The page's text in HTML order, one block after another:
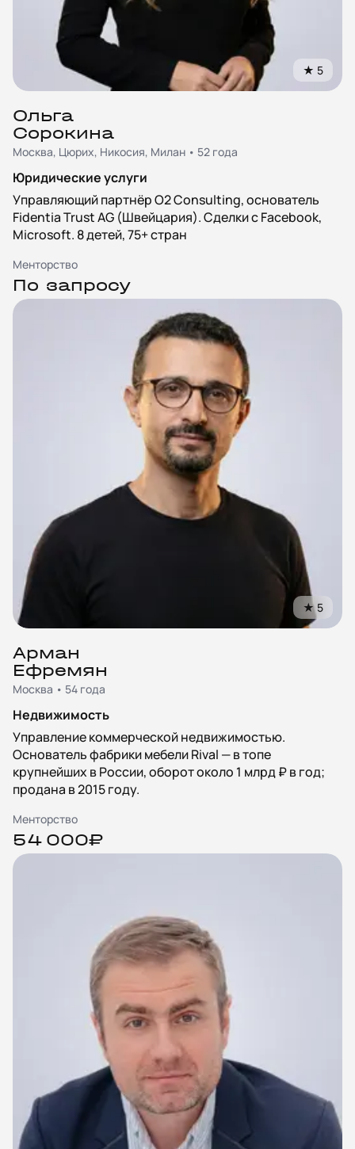
★ 5
Ольга
Сорокина
Москва, Цюрих, Никосия, Милан • 52 года
Юридические услуги
Управляющий партнёр O2 Consulting, основатель
Fidentia Trust AG (Швейцария). Сделки с Facebook,
Microsoft. 8 детей, 75+ стран
Менторство
По запросу
★5
Арман
Ефремян
Москва • 54 года
Недвижимость
Управление коммерческой недвижимостью.
Основатель фабрики мебели Rival — в топе
крупнейших в России, оборот около 1 млрд ₽ в год;
продана в 2015 году.
Менторство
54 000₽